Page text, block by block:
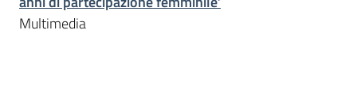
Novità
Menu selezionato
Multimedia